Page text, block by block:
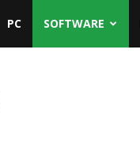
PC SOFTWARE